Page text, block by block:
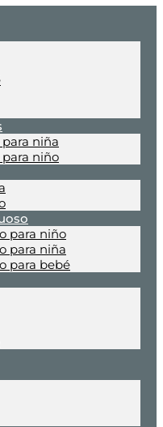
niña
niño
para niño
para niña
para bebé